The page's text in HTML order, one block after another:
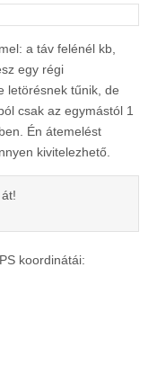
a táv felénél kb,
egy régi
letörésnek tűnik, de
csak az egymástól 1
Én átemelést
kivitelezhető.
koordinátái: